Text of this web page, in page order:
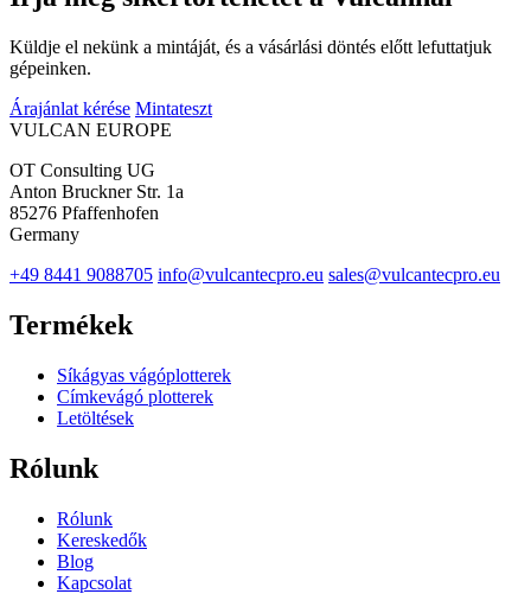
Küldje el nekünk a mintáját, és a vásárlási döntés előtt lefuttatjuk
gépeinken.
Árajánlat kérése Mintateszt
VULCAN EUROPE
OT Consulting UG
Anton Bruckner Str. 1a
85276 Pfaffenhofen
Germany
+49 8441 9088705 info@vulcantecpro.eu sales@vulcantecpro.eu
Termékek
Síkágyas vágóplotterek
Címkevágó plotterek
Letöltések
Rólunk
Rólunk
Kereskedők
Blog
Kapcsolat